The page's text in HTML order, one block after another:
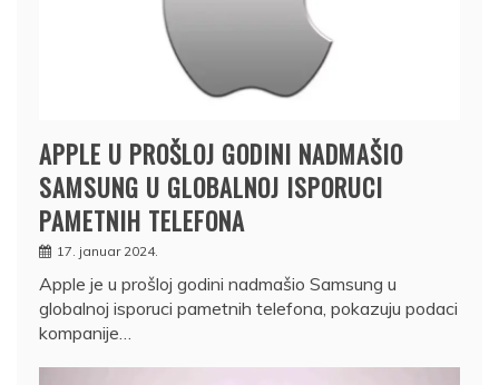
APPLE U PROŠLOJ GODINI NADMAŠIO
SAMSUNG U GLOBALNOJ ISPORUCI
PAMETNIH TELEFONA
17. januar 2024.
Apple je u prošloj godini nadmašio Samsung u
globalnoj isporuci pametnih telefona, pokazuju podaci
kompanije…